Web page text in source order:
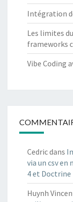
Intégration
Les limites
frameworks
Vibe Coding
Cedricdans
via un csv en
4 et Doctrine
Huynh